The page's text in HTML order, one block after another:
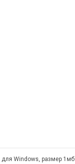
для Windows, размер 1мб